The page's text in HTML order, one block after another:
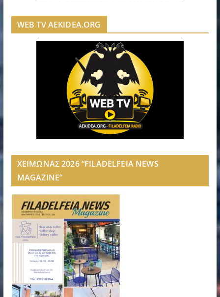
WEB TV AEKIDEA.ORG
ΧΕΙΜΩΝΑΣ 2026 “FILADELFEIA NEWS
MAGAZINE”